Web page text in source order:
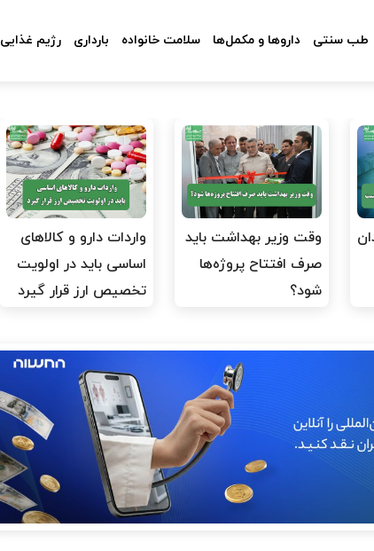
طب سنتی داروها و مکمل‌ها سلامت خانواده بارداری رژیم غذایی
وقت وزیر بهداشت باید
صرف افتتاح پروژه‌ها
شود؟
واردات دارو و کالاهای
اساسی باید در اولویت
تخصیص ارز قرار گیرد